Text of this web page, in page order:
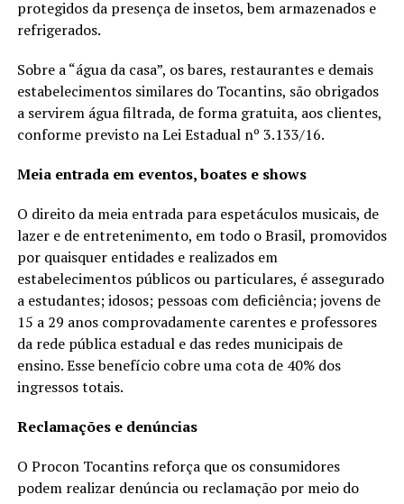
protegidos da presença de insetos, bem armazenados e
refrigerados.
Sobre a “água da casa”, os bares, restaurantes e demais
estabelecimentos similares do Tocantins, são obrigados
a servirem água filtrada, de forma gratuita, aos clientes,
conforme previsto na Lei Estadual nº 3.133/16.
Meia entrada em eventos, boates e shows
O direito da meia entrada para espetáculos musicais, de
lazer e de entretenimento, em todo o Brasil, promovidos
por quaisquer entidades e realizados em
estabelecimentos públicos ou particulares, é assegurado
a estudantes; idosos; pessoas com deficiência; jovens de
15 a 29 anos comprovadamente carentes e professores
da rede pública estadual e das redes municipais de
ensino. Esse benefício cobre uma cota de 40% dos
ingressos totais.
Reclamações e denúncias
O Procon Tocantins reforça que os consumidores
podem realizar denúncia ou reclamação por meio do